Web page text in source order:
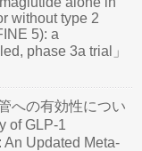
without type 2
5): a
phase 3a trial」
への有効性につい
of GLP-1
An Updated Meta-